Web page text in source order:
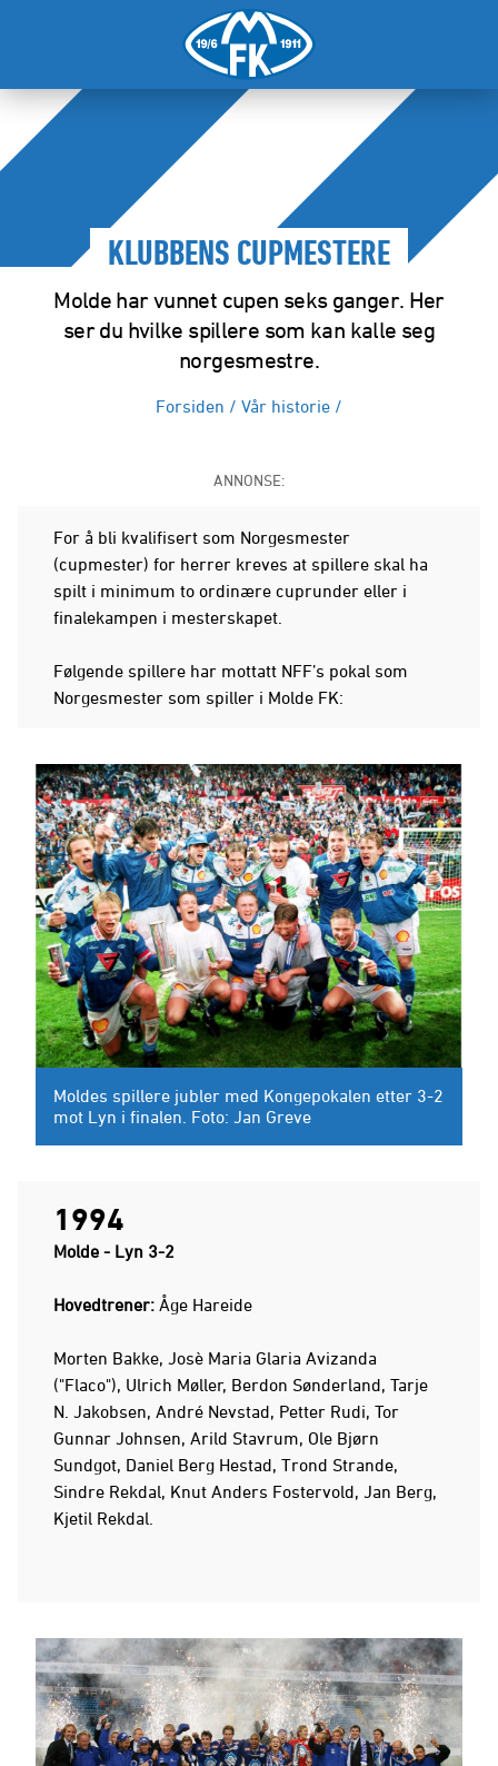
KLUBBENS CUPMESTERE
Molde har vunnet cupen seks ganger. Her
ser du hvilke spillere som kan kalle seg
norgesmestre.
Forsiden / Vår historie /
ANNONSE:
For å bli kvalifisert som Norgesmester
(cupmester) for herrer kreves at spillere skal ha
spilt i minimum to ordinære cuprunder eller i
finalekampen i mesterskapet.
Følgende spillere har mottatt NFF’s pokal som
Norgesmester som spiller i Molde FK:
Moldes spillere jubler med Kongepokalen etter 3-2
mot Lyn i finalen. Foto: Jan Greve
1994
Molde - Lyn 3-2
Hovedtrener: Åge Hareide
Morten Bakke, Josè Maria Glaria Avizanda
("Flaco"), Ulrich Møller, Berdon Sønderland, Tarje
N. Jakobsen, André Nevstad, Petter Rudi, Tor
Gunnar Johnsen, Arild Stavrum, Ole Bjørn
Sundgot, Daniel Berg Hestad, Trond Strande,
Sindre Rekdal, Knut Anders Fostervold, Jan Berg,
Kjetil Rekdal.